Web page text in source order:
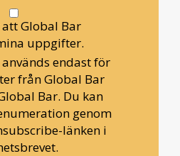
att Global Bar
uppgifter.
endast för
från Global Bar
Bar. Du kan
genom
länken i